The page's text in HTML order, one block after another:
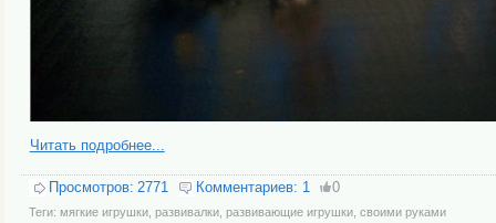
Читать подробнее...
Просмотров: 2771 Комментариев: 1 0
Теги: мягкие игрушки, развивалки, развивающие игрушки, своими руками